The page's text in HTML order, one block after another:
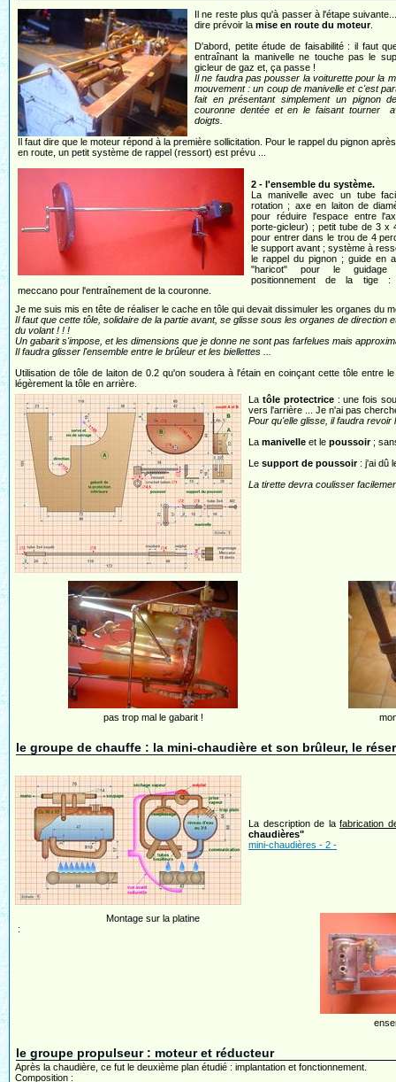
Il ne reste plus qu'à passer à l'étape
dire prévoir la mise en route du moteur.
D'abord, petite étude de faisabilité : il faut
entraînant la manivelle ne touche pas le
gicleur de gaz et, ça passe !
Il ne faudra pas pousser la voiturette pour la
mouvement : un coup de manivelle et c'est
fait en présentant simplement un pignon
couronne dentée et en le faisant tourner
doigts.
Il faut dire que le moteur répond à la première sollicitation. Pour le rappel du pignon
en route, un petit système de rappel (ressort) est prévu ...
2 - l'ensemble du système.
La manivelle avec un tube
rotation ; axe en laiton de
pour réduire l'espace entre
porte-gicleur) ; petit tube de 3 x
pour entrer dans le trou de 4
le support avant ; système à
le rappel du pignon ; guide en
"haricot" pour le
positionnement de la tige :
meccano pour l'entraînement de la couronne.
Je me suis mis en tête de réaliser le cache en tôle qui devait dissimuler les organes du
Il faut que cette tôle, solidaire de la partie avant, se glisse sous les organes de
du volant ! ! !
Un gabarit s'impose, et les dimensions que je donne ne sont pas farfelues mais
Il faudra glisser l'ensemble entre le brûleur et les biellettes ...
Utilisation de tôle de laiton de 0.2 qu'on soudera à l'étain en coinçant cette tôle
légèrement la tôle en arrière.
La tôle protectrice: une fois
vers l'arrière ... Je n'ai pas
Pour qu'elle glisse, il faudra
La manivelle et le poussoir;
Le support de poussoir: j'ai dû
La tirette devra coulisser
pas trop mal le gabarit !
le groupe de chauffe : la mini-chaudière et son brûleur, le
La description de lafabrication
chaudières"
mini-chaudières - 2 -
Montage sur la platine
:
le groupe propulseur : moteur et réducteur
Après la chaudière, ce fut le deuxième plan étudié : implantation et fonctionnement.
Composition :